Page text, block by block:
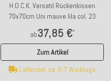
H.O.C.K. Versatil Rückenkissen
70x70cm Uni mauve lila col. 23
ab37,85 €*
Zum Artikel
Lieferzeit: ca. 5-7 Werktage